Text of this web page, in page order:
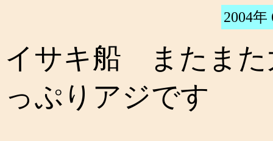
2004年
イサキ船 またま
っぷりアジです